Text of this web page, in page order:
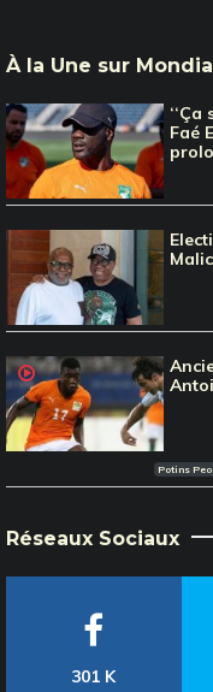
À la Une sur
Faé
Potins
Réseaux Sociaux
301 K